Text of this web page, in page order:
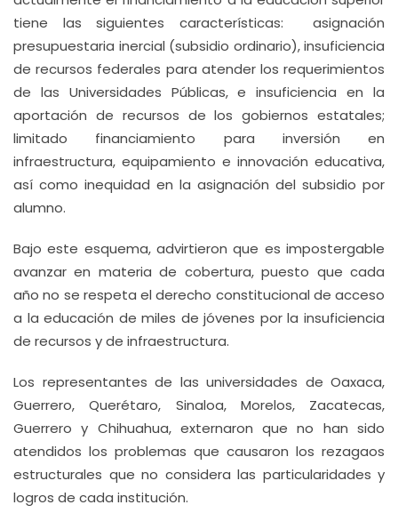
tiene las siguientes características: asignación
presupuestaria inercial (subsidio ordinario), insuficiencia
de recursos federales para atender los requerimientos
de las Universidades Públicas, e insuficiencia en la
aportación de recursos de los gobiernos estatales;
limitado financiamiento para inversión en
infraestructura, equipamiento e innovación educativa,
así como inequidad en la asignación del subsidio por
alumno.
Bajo este esquema, advirtieron que es impostergable
avanzar en materia de cobertura, puesto que cada
año no se respeta el derecho constitucional de acceso
a la educación de miles de jóvenes por la insuficiencia
de recursos y de infraestructura.
Los representantes de las universidades de Oaxaca,
Guerrero, Querétaro, Sinaloa, Morelos, Zacatecas,
Guerrero y Chihuahua, externaron que no han sido
atendidos los problemas que causaron los rezagaos
estructurales que no considera las particularidades y
logros de cada institución.